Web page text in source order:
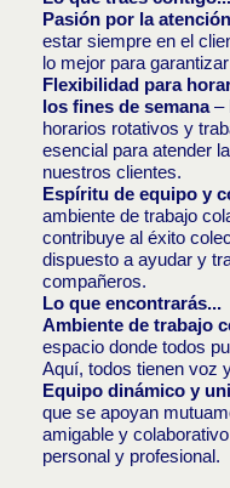
Pasión por la
estar siempre en el
lo mejor para
Flexibilidad para
los fines de semana–
horarios rotativos y
esencial para atender
nuestros clientes.
Espíritu de equipo y
ambiente de trabajo
contribuye al éxito
dispuesto a ayudar y
compañeros.
Lo que encontrarás...
Ambiente de trabajo
espacio donde todos
Aquí, todos tienen voz
Equipo dinámico y
que se apoyan
amigable y
personal y profesional.